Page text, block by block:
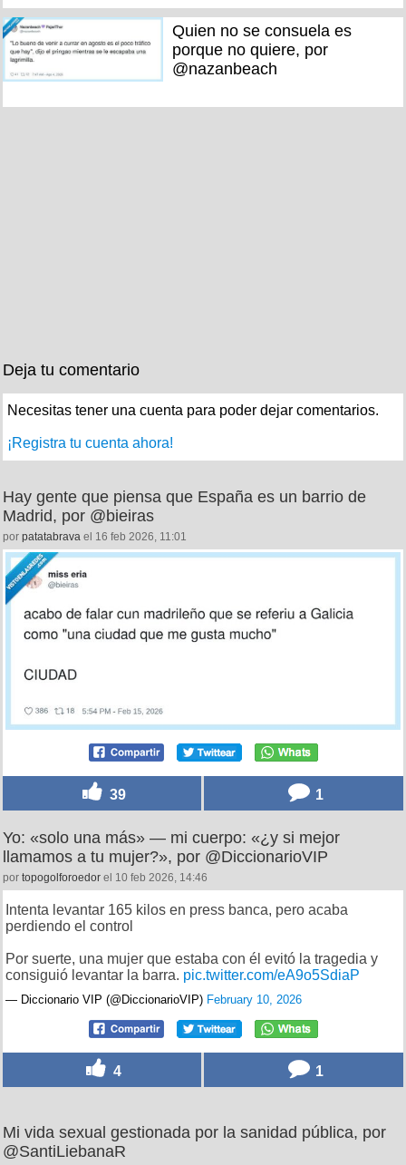
Quien no se consuela es
porque no quiere, por
@nazanbeach
Deja tu comentario
Necesitas tener una cuenta para poder dejar comentarios.
¡Registra tu cuenta ahora!
Hay gente que piensa que España es un barrio de
Madrid, por @bieiras
por patatabrava el 16 feb 2026, 11:01
39 1
Yo: «solo una más» — mi cuerpo: «¿y si mejor
llamamos a tu mujer?», por @DiccionarioVIP
por topogolforoedor el 10 feb 2026, 14:46
Intenta levantar 165 kilos en press banca, pero acaba
perdiendo el control
Por suerte, una mujer que estaba con él evitó la tragedia y
consiguió levantar la barra. pic.twitter.com/eA9o5SdiaP
— Diccionario VIP (@DiccionarioVIP) February 10, 2026
4 1
Mi vida sexual gestionada por la sanidad pública, por
@SantiLiebanaR